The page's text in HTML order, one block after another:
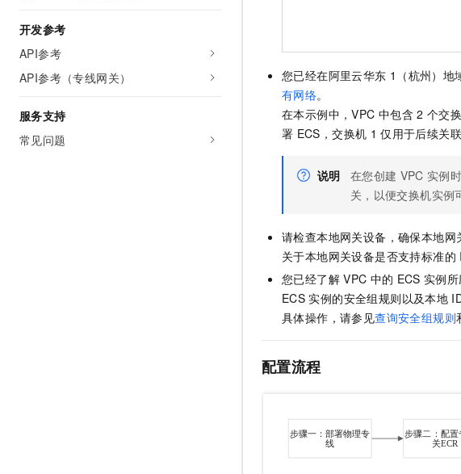
开发参考
API参考
API参考（专线网关）
服务支持
常见问题
您已经在阿里云华东 1（杭州）地
有网络。
在本示例中，VPC 中包含 2 个交
署 ECS，交换机 1 仅用于后续关联
说明 在您创建 VPC 实例
关，以便交换机实例
请检查本地网关设备，确保本地网
关于本地网关设备是否支持标准的
您已经了解 VPC 中的 ECS 实例
ECS 实例的安全组规则以及本地
具体操作，请参见查询安全组规则
配置流程